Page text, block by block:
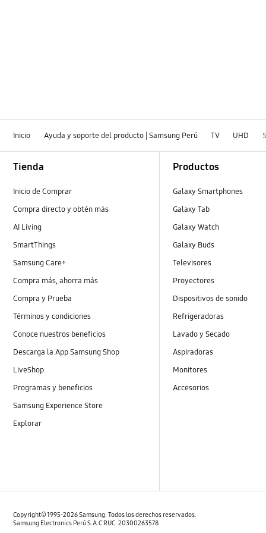
Inicio Ayuda y soporte del producto | Samsung Perú TV UHD
Tienda
Inicio de Comprar
Compra directo y obtén más
AI Living
SmartThings
Samsung Care+
Compra más, ahorra más
Compra y Prueba
Términos y condiciones
Conoce nuestros beneficios
Descarga la App Samsung Shop
LiveShop
Programas y beneficios
Samsung Experience Store
Explorar
Productos
Galaxy Smartphones
Galaxy Tab
Galaxy Watch
Galaxy Buds
Televisores
Proyectores
Dispositivos de sonido
Refrigeradoras
Lavado y Secado
Aspiradoras
Monitores
Accesorios
Copyright© 1995-2026 Samsung. Todos los derechos reservados.
Samsung Electronics Perú S.A.C RUC: 20300263578